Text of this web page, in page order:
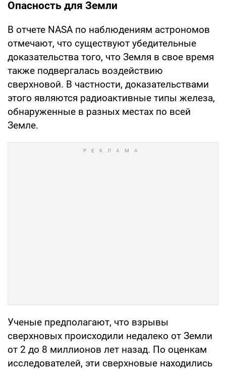
Опасность для Земли
В отчете NASA по наблюдениям астрономов
отмечают, что существуют убедительные
доказательства того, что Земля в свое время
также подвергалась воздействию
сверхновой. В частности, доказательствами
этого являются радиоактивные типы железа,
обнаруженные в разных местах по всей
Земле.
Ученые предполагают, что взрывы
сверхновых происходили недалеко от Земли
от 2 до 8 миллионов лет назад. По оценкам
исследователей, эти сверхновые находились